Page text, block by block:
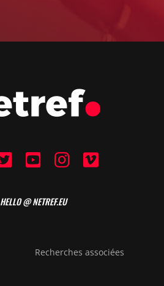
HELLO @ NETREF.EU
Recherches associées